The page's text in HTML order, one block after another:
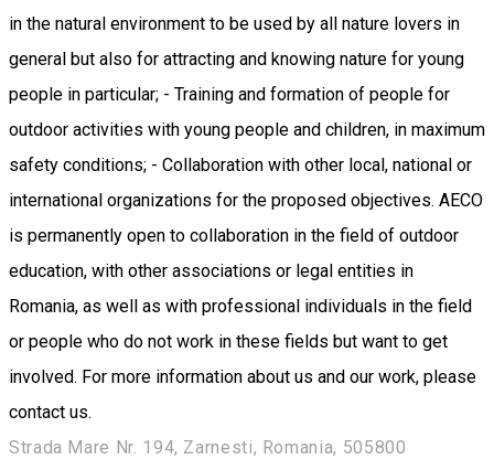
in the natural environment to be used by all nature lovers in
general but also for attracting and knowing nature for young
people in particular; - Training and formation of people for
outdoor activities with young people and children, in maximum
safety conditions; - Collaboration with other local, national or
international organizations for the proposed objectives. AECO
is permanently open to collaboration in the field of outdoor
education, with other associations or legal entities in
Romania, as well as with professional individuals in the field
or people who do not work in these fields but want to get
involved. For more information about us and our work, please
contact us.
Strada Mare Nr. 194, Zarnesti, Romania, 505800